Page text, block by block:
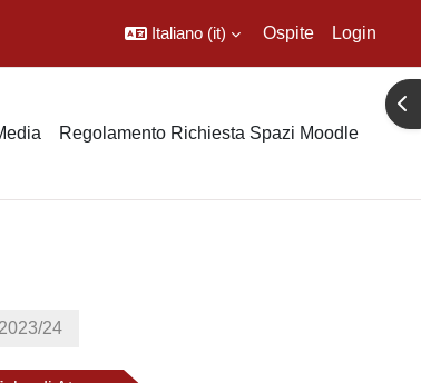
Italiano ‎(it)‎ Ospite Login
Regolamento Richiesta Spazi Moodle
24